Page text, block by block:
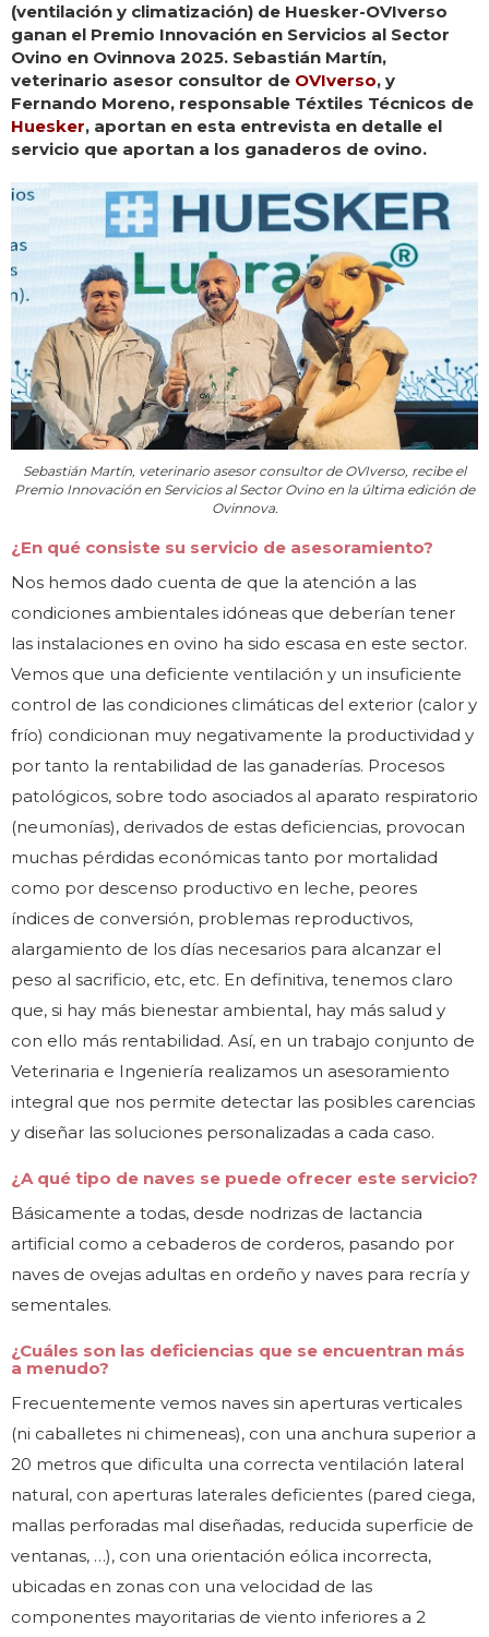
(ventilación y climatización) de Huesker-OVIverso
ganan el Premio Innovación en Servicios al Sector
Ovino en Ovinnova 2025. Sebastián Martín,
veterinario asesor consultor de OVIverso, y
Fernando Moreno, responsable Téxtiles Técnicos de
Huesker, aportan en esta entrevista en detalle el
servicio que aportan a los ganaderos de ovino.
Sebastián Martín, veterinario asesor consultor de OVIverso, recibe el
Premio Innovación en Servicios al Sector Ovino en la última edición de
Ovinnova.
¿En qué consiste su servicio de asesoramiento?
Nos hemos dado cuenta de que la atención a las
condiciones ambientales idóneas que deberían tener
las instalaciones en ovino ha sido escasa en este sector.
Vemos que una deficiente ventilación y un insuficiente
control de las condiciones climáticas del exterior (calor y
frío) condicionan muy negativamente la productividad y
por tanto la rentabilidad de las ganaderías. Procesos
patológicos, sobre todo asociados al aparato respiratorio
(neumonías), derivados de estas deficiencias, provocan
muchas pérdidas económicas tanto por mortalidad
como por descenso productivo en leche, peores
índices de conversión, problemas reproductivos,
alargamiento de los días necesarios para alcanzar el
peso al sacrificio, etc, etc. En definitiva, tenemos claro
que, si hay más bienestar ambiental, hay más salud y
con ello más rentabilidad. Así, en un trabajo conjunto de
Veterinaria e Ingeniería realizamos un asesoramiento
integral que nos permite detectar las posibles carencias
y diseñar las soluciones personalizadas a cada caso.
¿A qué tipo de naves se puede ofrecer este servicio?
Básicamente a todas, desde nodrizas de lactancia
artificial como a cebaderos de corderos, pasando por
naves de ovejas adultas en ordeño y naves para recría y
sementales.
¿Cuáles son las deficiencias que se encuentran más
a menudo?
Frecuentemente vemos naves sin aperturas verticales
(ni caballetes ni chimeneas), con una anchura superior a
20 metros que dificulta una correcta ventilación lateral
natural, con aperturas laterales deficientes (pared ciega,
mallas perforadas mal diseñadas, reducida superficie de
ventanas, …), con una orientación eólica incorrecta,
ubicadas en zonas con una velocidad de las
componentes mayoritarias de viento inferiores a 2